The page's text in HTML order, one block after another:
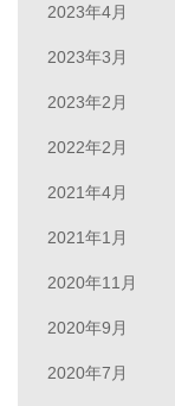
2023年4月
2023年3月
2023年2月
2022年2月
2021年4月
2021年1月
2020年11月
2020年9月
2020年7月